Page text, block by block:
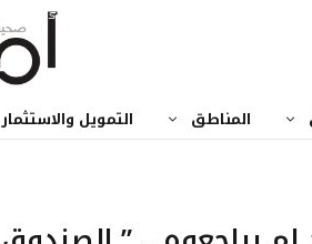
المناطق التمويل والاستثمار